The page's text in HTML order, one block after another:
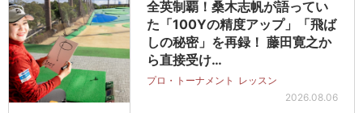
全英制覇！桑木志帆が語ってい
た「100Yの精度アップ」「飛ば
しの秘密」を再録！ 藤田寛之か
ら直接受け…
プロ・トーナメント レッスン
2026.08.06